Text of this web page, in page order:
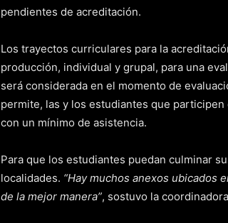
pendientes de acreditación.
Los trayectos curriculares para la
producción, individual y grupal, para una
será considerada en el momento de
permite, las y los estudiantes que
con un mínimo de asistencia.
Para que los estudiantes puedan culminar
localidades. “Hay muchos anexos ubicados
de la mejor manera”, sostuvo la